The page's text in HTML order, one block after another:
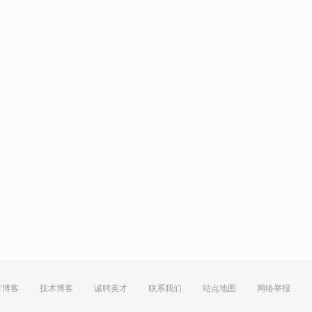
博客 技术博客 诚聘英才 联系我们 站点地图 网络举报